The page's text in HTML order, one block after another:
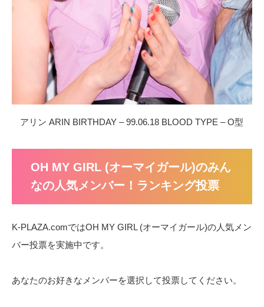
アリン ARIN BIRTHDAY – 99.06.18 BLOOD TYPE – O型
OH MY GIRL (オーマイガール)のみん
なの人気メンバー！ランキング投票
K-PLAZA.comではOH MY GIRL (オーマイガール)の人気メン
バー投票を実施中です。
あなたのお好きなメンバーを選択して投票してください。